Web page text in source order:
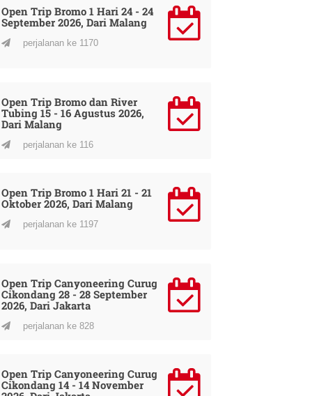
Open Trip Bromo 1 Hari 24 - 24
September 2026, Dari Malang
perjalanan ke 1170
Open Trip Bromo dan River
Tubing 15 - 16 Agustus 2026,
Dari Malang
perjalanan ke 116
Open Trip Bromo 1 Hari 21 - 21
Oktober 2026, Dari Malang
perjalanan ke 1197
Open Trip Canyoneering Curug
Cikondang 28 - 28 September
2026, Dari Jakarta
perjalanan ke 828
Open Trip Canyoneering Curug
Cikondang 14 - 14 November